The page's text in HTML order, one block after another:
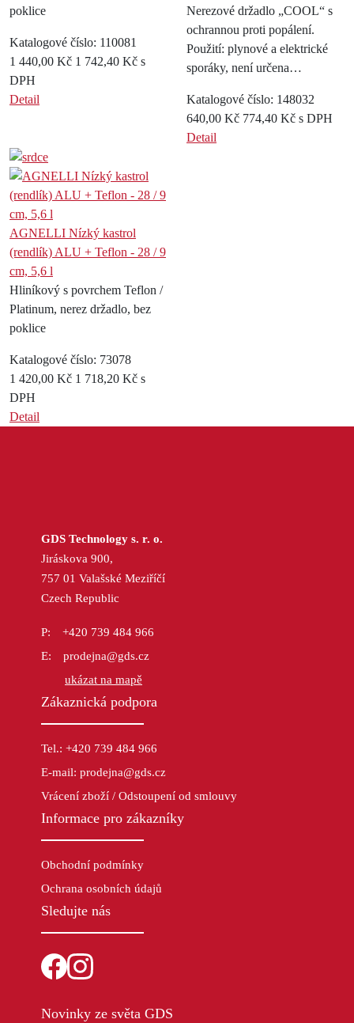
poklice
Katalogové číslo: 110081
1 440,00 Kč 1 742,40 Kč s
DPH
Detail
Nerezové držadlo „COOL“ s
ochrannou proti popálení.
Použití: plynové a elektrické
sporáky, není určena…
Katalogové číslo: 148032
640,00 Kč 774,40 Kč s DPH
Detail
AGNELLI Nízký kastrol
(rendlík) ALU + Teflon - 28 / 9
cm, 5,6 l
Hliníkový s povrchem Teflon /
Platinum, nerez držadlo, bez
poklice
Katalogové číslo: 73078
1 420,00 Kč 1 718,20 Kč s
DPH
Detail
GDS Technology s. r. o.
Jiráskova 900,
757 01 Valašské Meziříčí
Czech Republic
+420 739 484 966
prodejna@gds.cz
ukázat na mapě
Zákaznická podpora
Tel.: +420 739 484 966
E-mail: prodejna@gds.cz
Vrácení zboží / Odstoupení od smlouvy
Informace pro zákazníky
Obchodní podmínky
Ochrana osobních údajů
Sledujte nás
Novinky ze světa GDS